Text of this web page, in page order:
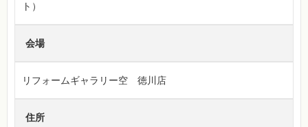
ト）
会場
リフォームギャラリー空 徳川店
住所